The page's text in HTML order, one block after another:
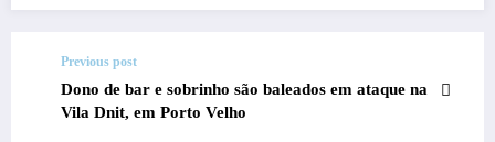
Previous post
Dono de bar e sobrinho são baleados em ataque na
Vila Dnit, em Porto Velho